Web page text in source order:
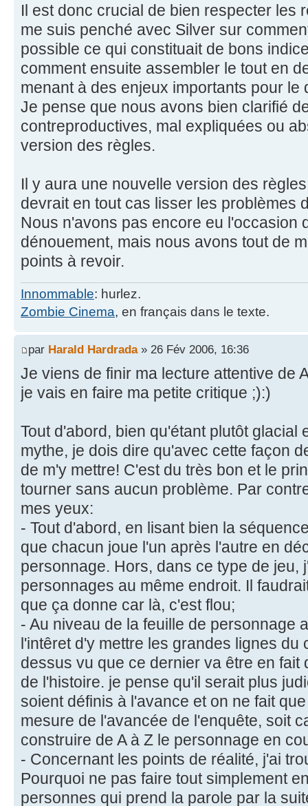
Il est donc crucial de bien respecter les
me suis penché avec Silver sur
possible ce qui constituait de bons
comment ensuite assembler le tout en
menant à des enjeux importants pour le
Je pense que nous avons bien clarifié
contreproductives, mal expliquées ou
version des règles.
Il y aura une nouvelle version des
devrait en tout cas lisser les problèmes
Nous n'avons pas encore eu l'occasion
dénouement, mais nous avons tout de
points à revoir.
Innommable: hurlez.
Zombie Cinema, en français dans le texte.
par Harald Hardrada» 26 Fév 2006, 16:36
Je viens de finir ma lecture attentive de
je vais en faire ma petite critique ;):)
Tout d'abord, bien qu'étant plutôt glacial
mythe, je dois dire qu'avec cette façon
de m'y mettre! C'est du très bon et le
tourner sans aucun problème. Par
mes yeux:
- Tout d'abord, en lisant bien la
que chacun joue l'un après l'autre en
personnage. Hors, dans ce type de jeu,
personnages au même endroit. Il
que ça donne car là, c'est flou;
- Au niveau de la feuille de personnage
l'intêret d'y mettre les grandes lignes
dessus vu que ce dernier va être en fait
de l'histoire. je pense qu'il serait plus
soient définis à l'avance et on ne fait
mesure de l'avancée de l'enquête, soit
construire de A à Z le personnage en
- Concernant les points de réalité, j'ai
Pourquoi ne pas faire tout simplement
personnes qui prend la parole par la